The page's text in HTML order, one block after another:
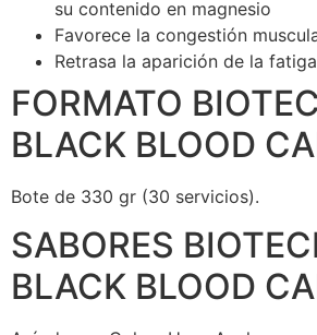
su contenido en magnesio
Favorece la congestión
Retrasa la aparición de la fatiga
FORMATO
BLACK BLOOD
Bote de 330 gr (30 servicios).
SABORES
BLACK BLOOD